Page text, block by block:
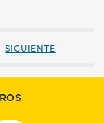
SIGUIENTE